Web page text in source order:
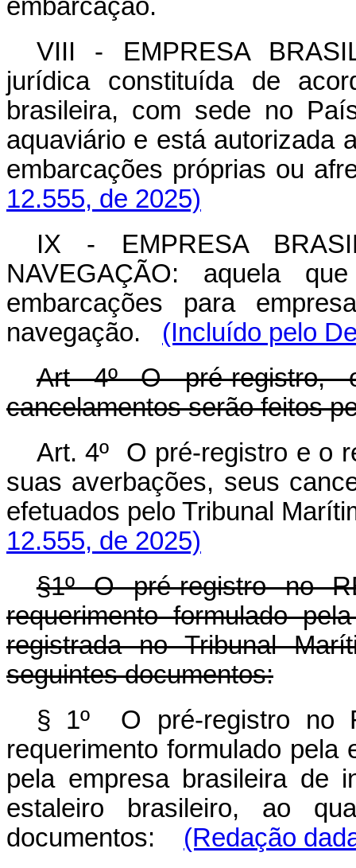
embarcação.
VIII - EMPRESA
jurídica constituída de
brasileira, com sede no
aquaviário e está autorizada
embarcações próprias ou
12.555, de 2025)
IX - EMPRESA
NAVEGAÇÃO: aquela
embarcações para
navegação.
(Incluído pelo
Art 4º O pré-
cancelamentos serão feitos
Art. 4º O pré-registro e o
suas averbações, seus
efetuados pelo Tribunal
12.555, de 2025)
§1º O pré-registro no
requerimento formulado
registrada no Tribunal
seguintes documentos:
§ 1º O pré-registro no
requerimento formulado pela
pela empresa brasileira de
estaleiro brasileiro, ao
documentos: (Redação